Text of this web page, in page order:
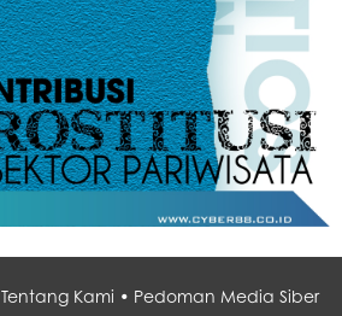
Tentang Kami • Pedoman Media Siber